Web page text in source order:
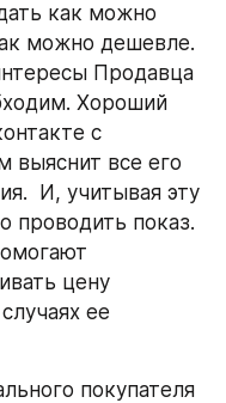
как можно
можно дешевле.
Продавца
Хороший
с
выяснит все его
И, учитывая эту
проводить показ.
цену
ее
покупателя